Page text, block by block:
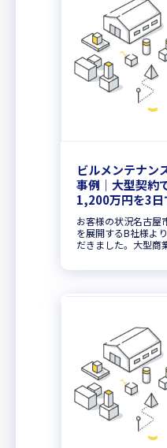
ビルメンテナン
事例｜大型契約
1,200万円を3日
お客様の状況名古屋
を展開するB社様よ
だきました。大型商
の案件となりました